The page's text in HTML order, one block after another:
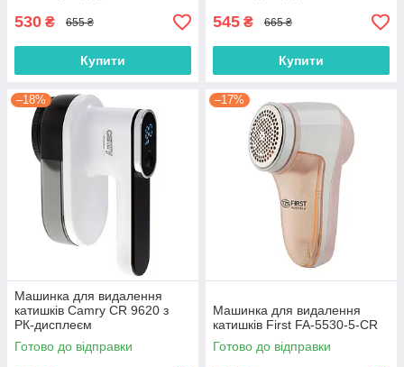
530 ₴ 655 ₴
Купити
545 ₴ 665 ₴
Купити
–18%
Машинка для видалення
катишків Camry CR 9620 з
РК-дисплеєм
Готово до відправки
–17%
Машинка для видалення
катишків First FA-5530-5-CR
Готово до відправки